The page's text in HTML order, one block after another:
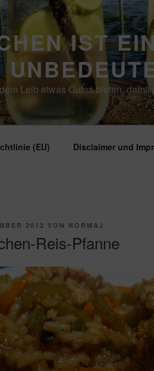
IST
Leib etwas Gutes bieten,
(EU) Disclaimer und
2012 VON NORMAJ
Reis-Pfanne